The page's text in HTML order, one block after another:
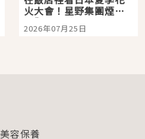
火大會！星野集團煙火
景觀飯店6選，讓你不用
人擠人悠閒欣賞
2026年07月25日
美容保養